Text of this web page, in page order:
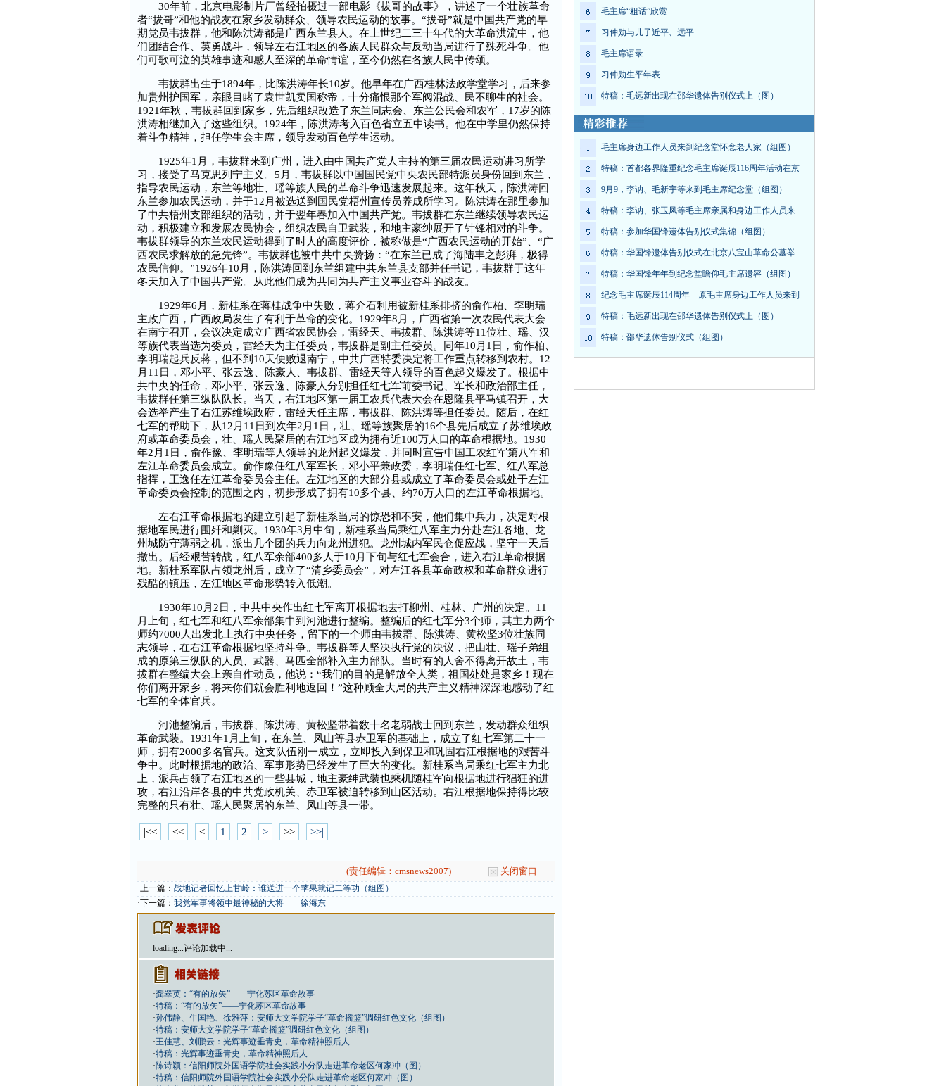
30年前，北京电影制片厂曾经拍摄过一部电影《拔哥的故事》，讲述了一个壮族革命
者“拔哥”和他的战友在家乡发动群众、领导农民运动的故事。“拔哥”就是中国共产党的早
期党员韦拔群，他和陈洪涛都是广西东兰县人。在上世纪二三十年代的大革命洪流中，他
们团结合作、英勇战斗，领导左右江地区的各族人民群众与反动当局进行了殊死斗争。他
们可歌可泣的英雄事迹和感人至深的革命情谊，至今仍然在各族人民中传颂。
韦拔群出生于1894年，比陈洪涛年长10岁。他早年在广西桂林法政学堂学习，后来参
加贵州护国军，亲眼目睹了袁世凯卖国称帝，十分痛恨那个军阀混战、民不聊生的社会。
1921年秋，韦拔群回到家乡，先后组织改造了东兰同志会、东兰公民会和农军，17岁的陈
洪涛相继加入了这些组织。1924年，陈洪涛考入百色省立五中读书。他在中学里仍然保持
着斗争精神，担任学生会主席，领导发动百色学生运动。
1925年1月，韦拔群来到广州，进入由中国共产党人主持的第三届农民运动讲习所学
习，接受了马克思列宁主义。5月，韦拔群以中国国民党中央农民部特派员身份回到东兰，
指导农民运动，东兰等地壮、瑶等族人民的革命斗争迅速发展起来。这年秋天，陈洪涛回
东兰参加农民运动，并于12月被选送到国民党梧州宣传员养成所学习。陈洪涛在那里参加
了中共梧州支部组织的活动，并于翌年春加入中国共产党。韦拔群在东兰继续领导农民运
动，积极建立和发展农民协会，组织农民自卫武装，和地主豪绅展开了针锋相对的斗争。
韦拔群领导的东兰农民运动得到了时人的高度评价，被称做是“广西农民运动的开始”、“广
西农民求解放的急先锋”。韦拔群也被中共中央赞扬：“在东兰已成了海陆丰之彭湃，极得
农民信仰。”1926年10月，陈洪涛回到东兰组建中共东兰县支部并任书记，韦拔群于这年
冬天加入了中国共产党。从此他们成为共同为共产主义事业奋斗的战友。
1929年6月，新桂系在蒋桂战争中失败，蒋介石利用被新桂系排挤的俞作柏、李明瑞
主政广西，广西政局发生了有利于革命的变化。1929年8月，广西省第一次农民代表大会
在南宁召开，会议决定成立广西省农民协会，雷经天、韦拔群、陈洪涛等11位壮、瑶、汉
等族代表当选为委员，雷经天为主任委员，韦拔群是副主任委员。同年10月1日，俞作柏、
李明瑞起兵反蒋，但不到10天便败退南宁，中共广西特委决定将工作重点转移到农村。12
月11日，邓小平、张云逸、陈豪人、韦拔群、雷经天等人领导的百色起义爆发了。根据中
共中央的任命，邓小平、张云逸、陈豪人分别担任红七军前委书记、军长和政治部主任，
韦拔群任第三纵队队长。当天，右江地区第一届工农兵代表大会在恩隆县平马镇召开，大
会选举产生了右江苏维埃政府，雷经天任主席，韦拔群、陈洪涛等担任委员。随后，在红
七军的帮助下，从12月11日到次年2月1日，壮、瑶等族聚居的16个县先后成立了苏维埃政
府或革命委员会，壮、瑶人民聚居的右江地区成为拥有近100万人口的革命根据地。1930
年2月1日，俞作豫、李明瑞等人领导的龙州起义爆发，并同时宣告中国工农红军第八军和
左江革命委员会成立。俞作豫任红八军军长，邓小平兼政委，李明瑞任红七军、红八军总
指挥，王逸任左江革命委员会主任。左江地区的大部分县或成立了革命委员会或处于左江
革命委员会控制的范围之内，初步形成了拥有10多个县、约70万人口的左江革命根据地。
左右江革命根据地的建立引起了新桂系当局的惊恐和不安，他们集中兵力，决定对根
据地军民进行围歼和剿灭。1930年3月中旬，新桂系当局乘红八军主力分赴左江各地、龙
州城防守薄弱之机，派出几个团的兵力向龙州进犯。龙州城内军民仓促应战，坚守一天后
撤出。后经艰苦转战，红八军余部400多人于10月下旬与红七军会合，进入右江革命根据
地。新桂系军队占领龙州后，成立了“清乡委员会”，对左江各县革命政权和革命群众进行
残酷的镇压，左江地区革命形势转入低潮。
1930年10月2日，中共中央作出红七军离开根据地去打柳州、桂林、广州的决定。11
月上旬，红七军和红八军余部集中到河池进行整编。整编后的红七军分3个师，其主力两个
师约7000人出发北上执行中央任务，留下的一个师由韦拔群、陈洪涛、黄松坚3位壮族同
志领导，在右江革命根据地坚持斗争。韦拔群等人坚决执行党的决议，把由壮、瑶子弟组
成的原第三纵队的人员、武器、马匹全部补入主力部队。当时有的人舍不得离开故土，韦
拔群在整编大会上亲自作动员，他说：“我们的目的是解放全人类，祖国处处是家乡！现在
你们离开家乡，将来你们就会胜利地返回！”这种顾全大局的共产主义精神深深地感动了红
七军的全体官兵。
河池整编后，韦拔群、陈洪涛、黄松坚带着数十名老弱战士回到东兰，发动群众组织
革命武装。1931年1月上旬，在东兰、凤山等县赤卫军的基础上，成立了红七军第二十一
师，拥有2000多名官兵。这支队伍刚一成立，立即投入到保卫和巩固右江根据地的艰苦斗
争中。此时根据地的政治、军事形势已经发生了巨大的变化。新桂系当局乘红七军主力北
上，派兵占领了右江地区的一些县城，地主豪绅武装也乘机随桂军向根据地进行猖狂的进
攻，右江沿岸各县的中共党政机关、赤卫军被迫转移到山区活动。右江根据地保持得比较
完整的只有壮、瑶人民聚居的东兰、凤山等县一带。
|<< << < 1 2 > >> >>|
(责任编辑：cmsnews2007) 关闭窗口
·上一篇： 战地记者回忆上甘岭：谁送进一个苹果就记二等功（组图）
·下一篇： 我党军事将领中最神秘的大将——徐海东
loading...评论加载中...
·龚翠英：“有的放矢”——宁化苏区革命故事
·特稿：“有的放矢”——宁化苏区革命故事
·孙伟静、牛国艳、徐雅萍：安师大文学院学子“革命摇篮”调研红色文化（组图）
·特稿：安师大文学院学子“革命摇篮”调研红色文化（组图）
·王佳慧、刘鹏云：光辉事迹垂青史，革命精神照后人
·特稿：光辉事迹垂青史，革命精神照后人
·陈诗颖：信阳师院外国语学院社会实践小分队走进革命老区何家冲（图）
·特稿：信阳师院外国语学院社会实践小分队走进革命老区何家冲（图）
毛主席“粗话”欣赏
习仲勋与儿子近平、远平
毛主席语录
习仲勋生平年表
特稿：毛远新出现在邵华遗体告别仪式上（图）
毛主席身边工作人员来到纪念堂怀念老人家（组图）
特稿：首都各界隆重纪念毛主席诞辰116周年活动在京
9月9，李讷、毛新宇等来到毛主席纪念堂（组图）
特稿：李讷、张玉凤等毛主席亲属和身边工作人员来
特稿：参加华国锋遗体告别仪式集锦（组图）
特稿：华国锋遗体告别仪式在北京八宝山革命公墓举
特稿：华国锋年年到纪念堂瞻仰毛主席遗容（组图）
纪念毛主席诞辰114周年 原毛主席身边工作人员来到
特稿：毛远新出现在邵华遗体告别仪式上（图）
特稿：邵华遗体告别仪式（组图）